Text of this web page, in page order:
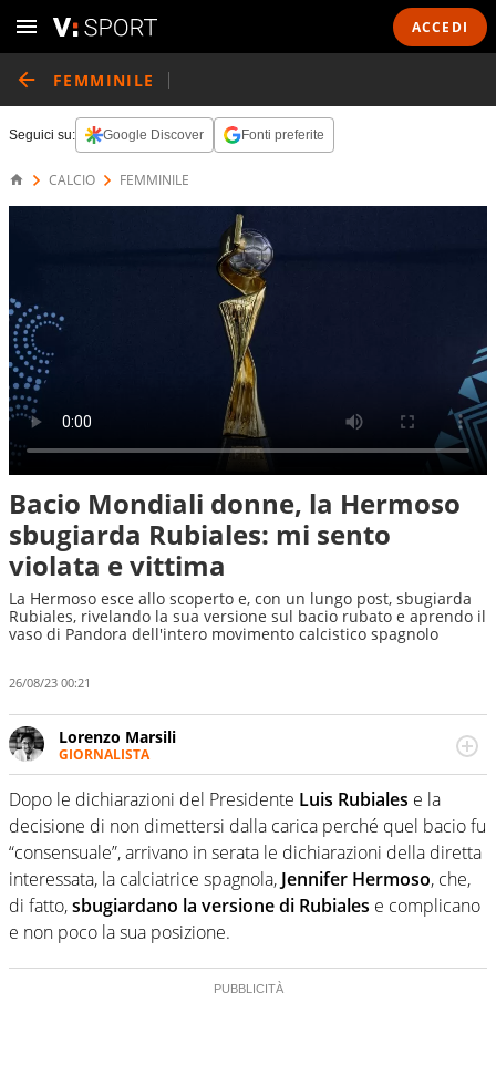
ACCEDI
FEMMINILE
Seguici su: Google Discover Fonti preferite
CALCIO FEMMINILE
Bacio Mondiali donne, la Hermoso
sbugiarda Rubiales: mi sento
violata e vittima
La Hermoso esce allo scoperto e, con un lungo post, sbugiarda
Rubiales, rivelando la sua versione sul bacio rubato e aprendo il
vaso di Pandora dell'intero movimento calcistico spagnolo
26/08/23 00:21
Lorenzo Marsili
GIORNALISTA
Giornalista pubblicista, redattore, divulgatore. E' una
delle anime video del sito: racconta in immagini un
evento e lo fa come pochi altri
Dopo le dichiarazioni del Presidente Luis Rubiales e la
decisione di non dimettersi dalla carica perché quel bacio fu
“consensuale”, arrivano in serata le dichiarazioni della diretta
interessata, la calciatrice spagnola, Jennifer Hermoso, che,
di fatto,sbugiardano la versione di Rubiales e complicano
e non poco la sua posizione.